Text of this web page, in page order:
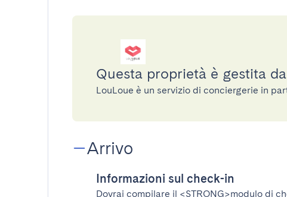
Questa proprietà è gestita
LouLoue è un servizio di conciergerie in
Arrivo
Informazioni sul check-in
Dovrai compilare il <STRONG>modulo di